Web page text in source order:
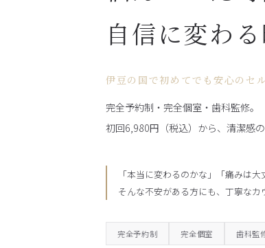
自信に変わる
伊豆の国で初めてでも安心のセ
完全予約制・完全個室・歯科監修。
初回6,980円（税込）から、清潔感の
「本当に変わるのかな」「痛みは大
そんな不安がある方にも、丁寧なカ
完全予約制 完全個室 歯科監